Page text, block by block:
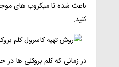
باعث شده تا میکروب‌ های
کنید.
در زمانی که کلم بروکلی ها